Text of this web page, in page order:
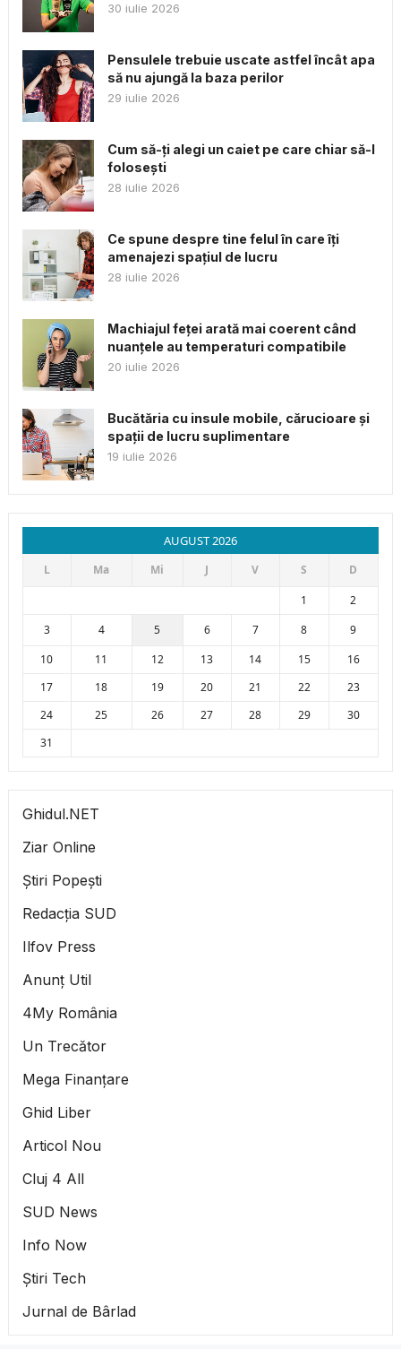
30 iulie 2026
Pensulele trebuie uscate astfel încât apa
să nu ajungă la baza perilor
29 iulie 2026
Cum să-ți alegi un caiet pe care chiar să-l
folosești
28 iulie 2026
Ce spune despre tine felul în care îți
amenajezi spațiul de lucru
28 iulie 2026
Machiajul feței arată mai coerent când
nuanțele au temperaturi compatibile
20 iulie 2026
Bucătăria cu insule mobile, cărucioare și
spații de lucru suplimentare
19 iulie 2026
AUGUST 2026
L Ma Mi J V S
D
1
2
3
4 5 6 7 8
9
10
11 12 13 14 15
16
17
18 19 20 21 22
23
24
25 26 27 28 29
30
31
Ghidul.NET
Ziar Online
Știri Popești
Redacția SUD
Ilfov Press
Anunț Util
4My România
Un Trecător
Mega Finanțare
Ghid Liber
Articol Nou
Cluj 4 All
SUD News
Info Now
Știri Tech
Jurnal de Bârlad